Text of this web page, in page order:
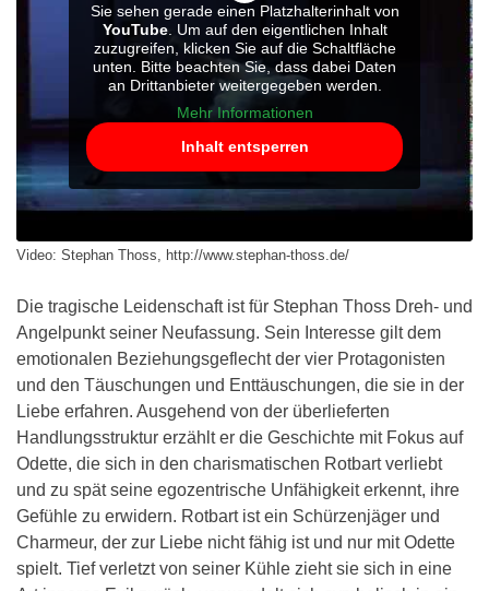
Sie sehen gerade einen Platzhalterinhalt von
YouTube. Um auf den eigentlichen Inhalt
zuzugreifen, klicken Sie auf die Schaltfläche
unten. Bitte beachten Sie, dass dabei Daten
an Drittanbieter weitergegeben werden.
Mehr Informationen
Inhalt entsperren
Video: Stephan Thoss, http://www.stephan-thoss.de/
Die tragische Leidenschaft ist für Stephan Thoss Dreh- und
Angelpunkt seiner Neufassung. Sein Interesse gilt dem
emotionalen Beziehungsgeflecht der vier Protagonisten
und den Täuschungen und Enttäuschungen, die sie in der
Liebe erfahren. Ausgehend von der überlieferten
Handlungsstruktur erzählt er die Geschichte mit Fokus auf
Odette, die sich in den charismatischen Rotbart verliebt
und zu spät seine egozentrische Unfähigkeit erkennt, ihre
Gefühle zu erwidern. Rotbart ist ein Schürzenjäger und
Charmeur, der zur Liebe nicht fähig ist und nur mit Odette
spielt. Tief verletzt von seiner Kühle zieht sie sich in eine